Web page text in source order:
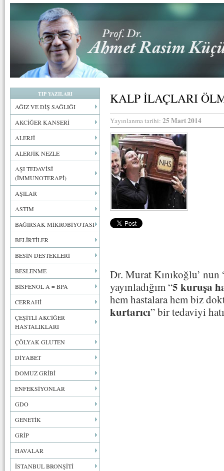
TIP YAZILARI
AĞIZ VE DİŞ SAĞLIĞI
AKCİĞER KANSERİ
ALERJİ
ALERJİK NEZLE
AŞI TEDAVİSİ
(İMMUNOTERAPİ)
AŞILAR
ASTIM
BAĞIRSAK MİKROBİYOTASI
BELİRTİLER
BESİN DESTEKLERİ
BESLENME
BİSFENOL A = BPA
CERRAHİ
ÇEŞİTLİ AKCİĞER
HASTALIKLARI
ÇÖLYAK GLUTEN
DİYABET
DOMUZ GRİBİ
ENFEKSİYONLAR
GDO
GENETİK
GRİP
HAVALAR
İSTANBUL BRONŞİTİ
KALP İLAÇLARI
Yayınlanma tarihi: 25 Mart 2014
Dr. Murat Kınıkoğlu’ nun
yayınladığım “5 kuruşa
hem hastalara hem biz
kurtarıcı” bir tedaviyi